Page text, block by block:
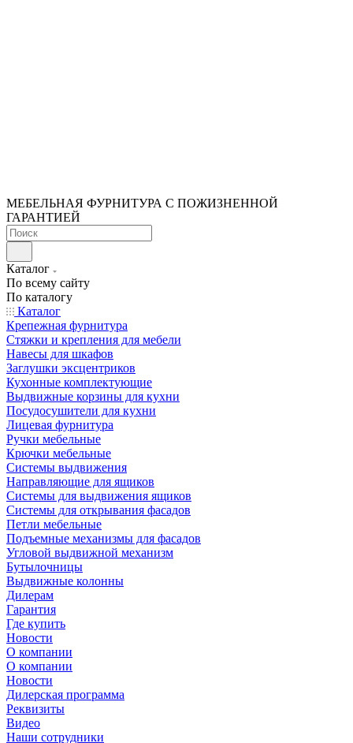
МЕБЕЛЬНАЯ ФУРНИТУРА С ПОЖИЗНЕННОЙ
ГАРАНТИЕЙ
Каталог
По всему сайту
По каталогу
Каталог
Крепежная фурнитура
Стяжки и крепления для мебели
Навесы для шкафов
Заглушки эксцентриков
Кухонные комплектующие
Выдвижные корзины для кухни
Посудосушители для кухни
Лицевая фурнитура
Ручки мебельные
Крючки мебельные
Системы выдвижения
Направляющие для ящиков
Системы для выдвижения ящиков
Системы для открывания фасадов
Петли мебельные
Подъемные механизмы для фасадов
Угловой выдвижной механизм
Бутылочницы
Выдвижные колонны
Дилерам
Гарантия
Где купить
Новости
О компании
О компании
Новости
Дилерская программа
Реквизиты
Видео
Наши сотрудники